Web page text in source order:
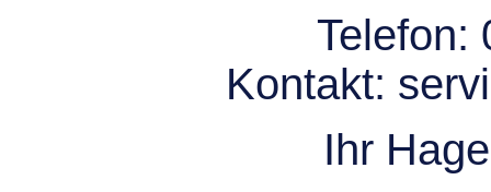
Telefon:
Kontakt:
Ihr